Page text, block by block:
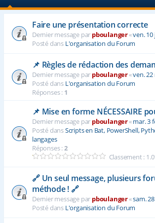
Faire une présentation correcte
Dernier message par pboulanger«ven. 10
Posté dans L'organisation du Forum
📌 Règles de rédaction des
Dernier message par pboulanger«ven. 22
Posté dans L'organisation du Forum
Réponses : 1
📌 Mise en forme NÉCESSAIRE
Dernier message par pboulanger«mar. 3
Posté dansScripts en Bat, PowerShell,
langages
Réponses :2
Classement :
🔗 Un seul message, plusieurs
méthode ! 🔗
Dernier message par pboulanger«sam.
Posté dans L'organisation du Forum